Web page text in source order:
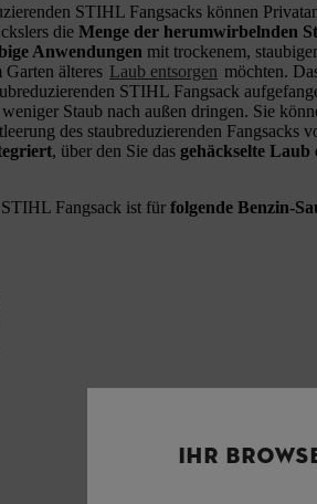
STIHL Fangsacks können
die Menge der herumwirbelnden
Anwendungen mit trockenem,
älteres Laub entsorgen möchten.
STIHL Fangsack
Staub nach außen dringen. Sie
des staubreduzierenden Fangsacks
, über den Sie das gehäckselte Laub
Fangsack ist für folgende Benzin-
IHR